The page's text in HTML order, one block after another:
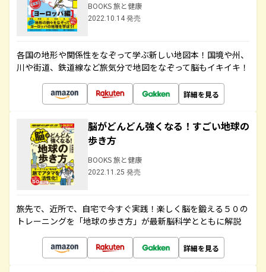
BOOKS 旅と健康
2022.10.14 発売
各国の地形や関係性をなぞって学ぶ新しい地図本！国境や州、
川や街道、鉄道線など旅気分で地図をなぞって脳もイキイキ！
詳細を見る
脳がどんどん強くなる！すごい地球の
歩き方
BOOKS 旅と健康
2022.11.25 発売
旅先で、近所で、自宅で今すぐ実践！楽しく脳を鍛える５０の
トレーニングを「地球の歩き方」が最新脳科学とともに解説
詳細を見る